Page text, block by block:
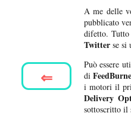
A me delle
pubblicato
difetto. Tutto
Twitter se si
Può essere
di
i motori il
Delivery
sottoscritto il
⇐